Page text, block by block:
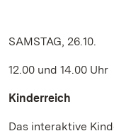
SAMSTAG, 26.10.
12.00 und 14.00 Uhr
Kinderreich
Das interaktive